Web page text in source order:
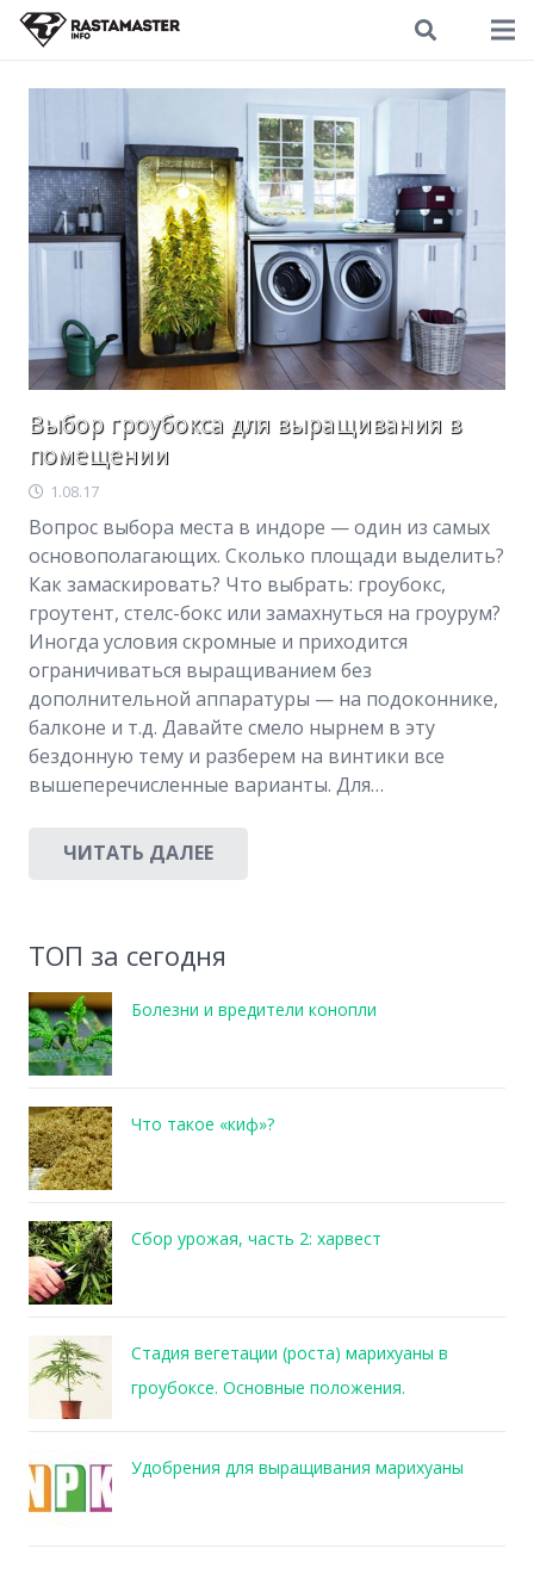
Выбор гроубокса для выращивания в
помещении
1.08.17
Вопрос выбора места в индоре — один из самых
основополагающих. Сколько площади выделить?
Как замаскировать? Что выбрать: гроубокс,
гроутент, стелс-бокс или замахнуться на гроурум?
Иногда условия скромные и приходится
ограничиваться выращиванием без
дополнительной аппаратуры — на подоконнике,
балконе и т.д. Давайте смело нырнем в эту
бездонную тему и разберем на винтики все
вышеперечисленные варианты. Для…
ЧИТАТЬ ДАЛЕЕ
ТОП за сегодня
Болезни и вредители конопли
Что такое «киф»?
Сбор урожая, часть 2: харвест
Стадия вегетации (роста) марихуаны в
гроубоксе. Основные положения.
Удобрения для выращивания марихуаны